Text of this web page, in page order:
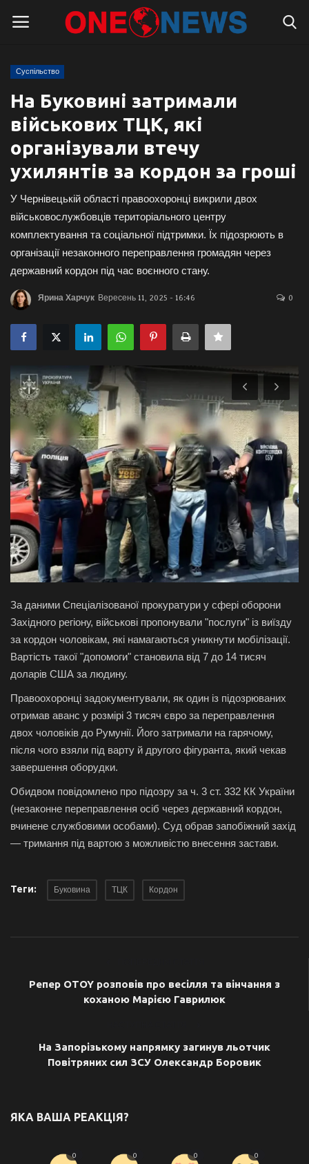
Логін
Головна
Контакти
Про нас
Правила для блогерів
Суспільство
Галерея
Політика
Економіка
Технології
Спорт
Авто
Відео
Мова
English Ukraine
Суспільство
На Буковині затримали
військових ТЦК, які
організували втечу
ухилянтів за кордон за гроші
У Чернівецькій області правоохоронці викрили двох
військовослужбовців територіального центру
комплектування та соціальної підтримки. Їх підозрюють в
організації незаконного переправлення громадян через
державний кордон під час воєнного стану.
Ярина Харчук Вересень 11, 2025 - 16:46 0
За даними Спеціалізованої прокуратури у сфері оборони
Західного регіону, військові пропонували "послуги" із виїзду
за кордон чоловікам, які намагаються уникнути мобілізації.
Вартість такої "допомоги" становила від 7 до 14 тисяч
доларів США за людину.
Правоохоронці задокументували, як один із підозрюваних
отримав аванс у розмірі 3 тисяч євро за переправлення
двох чоловіків до Румунії. Його затримали на гарячому,
після чого взяли під варту й другого фігуранта, який чекав
завершення оборудки.
Обидвом повідомлено про підозру за ч. 3 ст. 332 КК України
(незаконне переправлення осіб через державний кордон,
вчинене службовими особами). Суд обрав запобіжний захід
— тримання під вартою з можливістю внесення застави.
Теги: Буковина ТЦК Кордон
Репер OTOY розповів про весілля та вінчання з
коханою Марією Гаврилюк
На Запорізькому напрямку загинув льотчик
Повітряних сил ЗСУ Олександр Боровик
ЯКА ВАША РЕАКЦІЯ?
0 0 0 0